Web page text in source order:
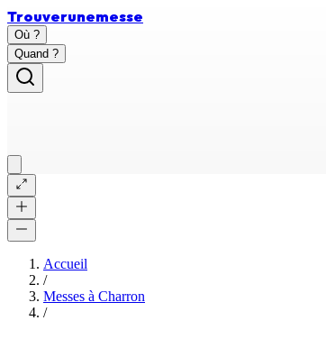
Trouverunemesse
Où ?
Quand ?
Accueil
/
Messes à Charron
/